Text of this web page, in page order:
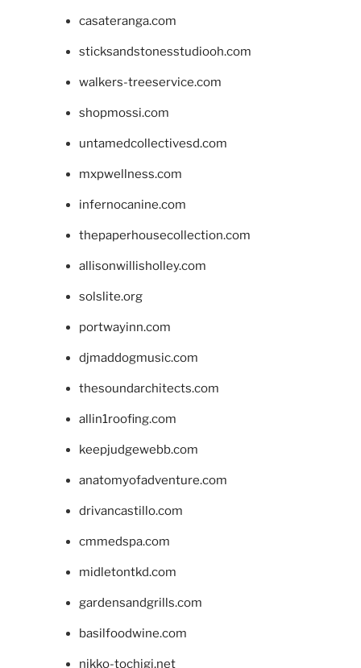
casateranga.com
sticksandstonesstudiooh.com
walkers-treeservice.com
shopmossi.com
untamedcollectivesd.com
mxpwellness.com
infernocanine.com
thepaperhousecollection.com
allisonwillisholley.com
solslite.org
portwayinn.com
djmaddogmusic.com
thesoundarchitects.com
allin1roofing.com
keepjudgewebb.com
anatomyofadventure.com
drivancastillo.com
cmmedspa.com
midletontkd.com
gardensandgrills.com
basilfoodwine.com
nikko-tochigi.net